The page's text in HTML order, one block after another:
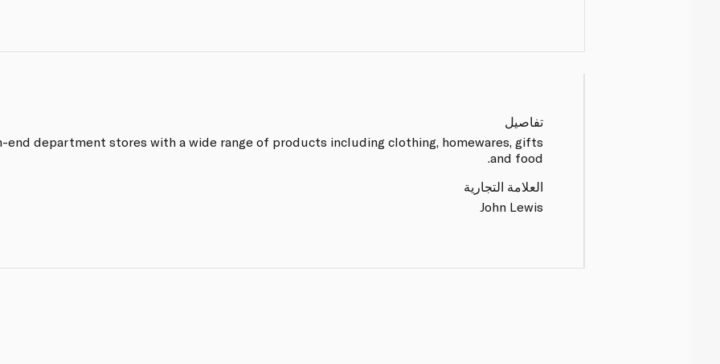
تفاصيل
end department stores with a wide range of products including clothing, homewares, gifts
and food.
العلامة التجارية
John Lewis